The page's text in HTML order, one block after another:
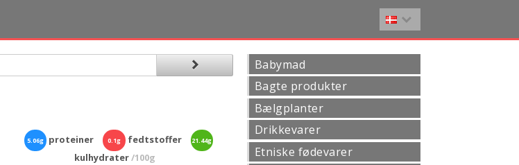
5.06g proteiner 0.1g fedtstoffer 21.44g
kulhydrater/100g
Babymad
Bagte produkter
Bælgplanter
Drikkevarer
Etniske fødevarer